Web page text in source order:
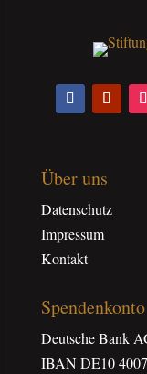
Über uns
Datenschutz
Impressum
Kontakt
Spendenkonto
Deutsche Bank
IBAN DE10